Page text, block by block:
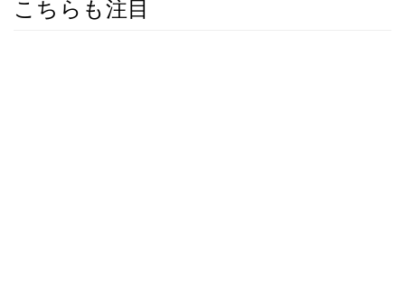
こちらも注目